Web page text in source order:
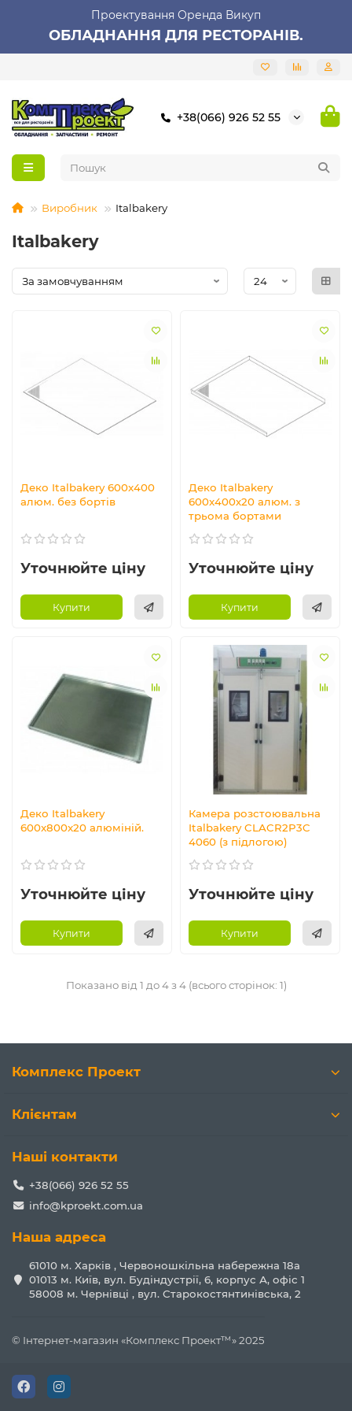
Проектування Оренда Викуп
ОБЛАДНАННЯ ДЛЯ РЕСТОРАНІВ.
+38(066) 926 52 55
Виробник Italbakery
Italbakery
Деко Italbakery 600x400
алюм. без бортів
Уточнюйте ціну
Купити
Деко Italbakery
600x400х20 алюм. з
трьома бортами
Уточнюйте ціну
Купити
Деко Italbakery
600x800x20 алюміній.
Уточнюйте ціну
Купити
Камера розстоювальна
Italbakery CLACR2P3C
4060 (з підлогою)
Уточнюйте ціну
Купити
Показано від 1 до 4 з 4 (всього сторінок: 1)
Комплекс Проект
Клієнтам
Наші контакти
+38(066) 926 52 55
info@kproekt.com.ua
Наша адреса
61010 м. Харків , Червоношкільна набережна 18а
01013 м. Київ, вул. Будіндустрії, 6, корпус А, офіс 1
58008 м. Чернівці , вул. Старокостянтинівська, 2
© Інтернет-магазин «Комплекс Проект™» 2025